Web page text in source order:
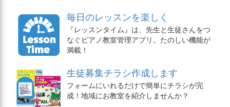
毎日のレッスンを楽しく
『レッスンタイム』は、先生と生徒さんをつ
なぐピアノ教室管理アプリ。たのしい機能が
満載！
生徒募集チラシ作成します
フォームにいれるだけで簡単にチラシが完
成！地域にお教室を紹介しませんか？